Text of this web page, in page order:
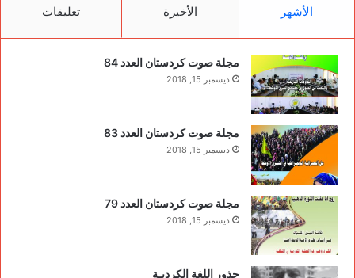
الأشهر الأخيرة تعليقات
مجلة صوت كردستان العدد 84
ديسمبر 15, 2018
مجلة صوت كردستان العدد 83
ديسمبر 15, 2018
مجلة صوت كردستان العدد 79
ديسمبر 15, 2018
جذور اللغة الكرديـة